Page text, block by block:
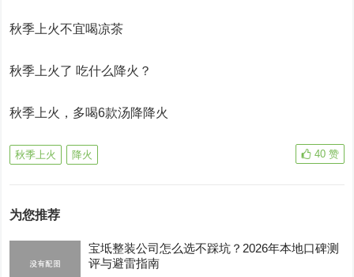
秋季上火不宜喝凉茶
秋季上火了 吃什么降火？
秋季上火，多喝6款汤降降火
秋季上火 降火 40 赞
为您推荐
宝坻整装公司怎么选不踩坑？2026年本地口碑测
评与避雷指南